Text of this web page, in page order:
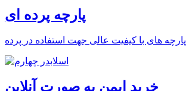
پارچه پرده ای
پارچه های با کیفیت عالی جهت استفاده در پرده
خرید ایمن به صورت آنلاین